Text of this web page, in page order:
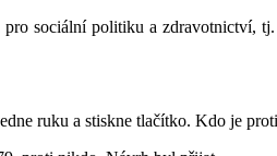
sociální politiku a zdravotnictví,
ruku a stiskne tlačítko. Kdo je